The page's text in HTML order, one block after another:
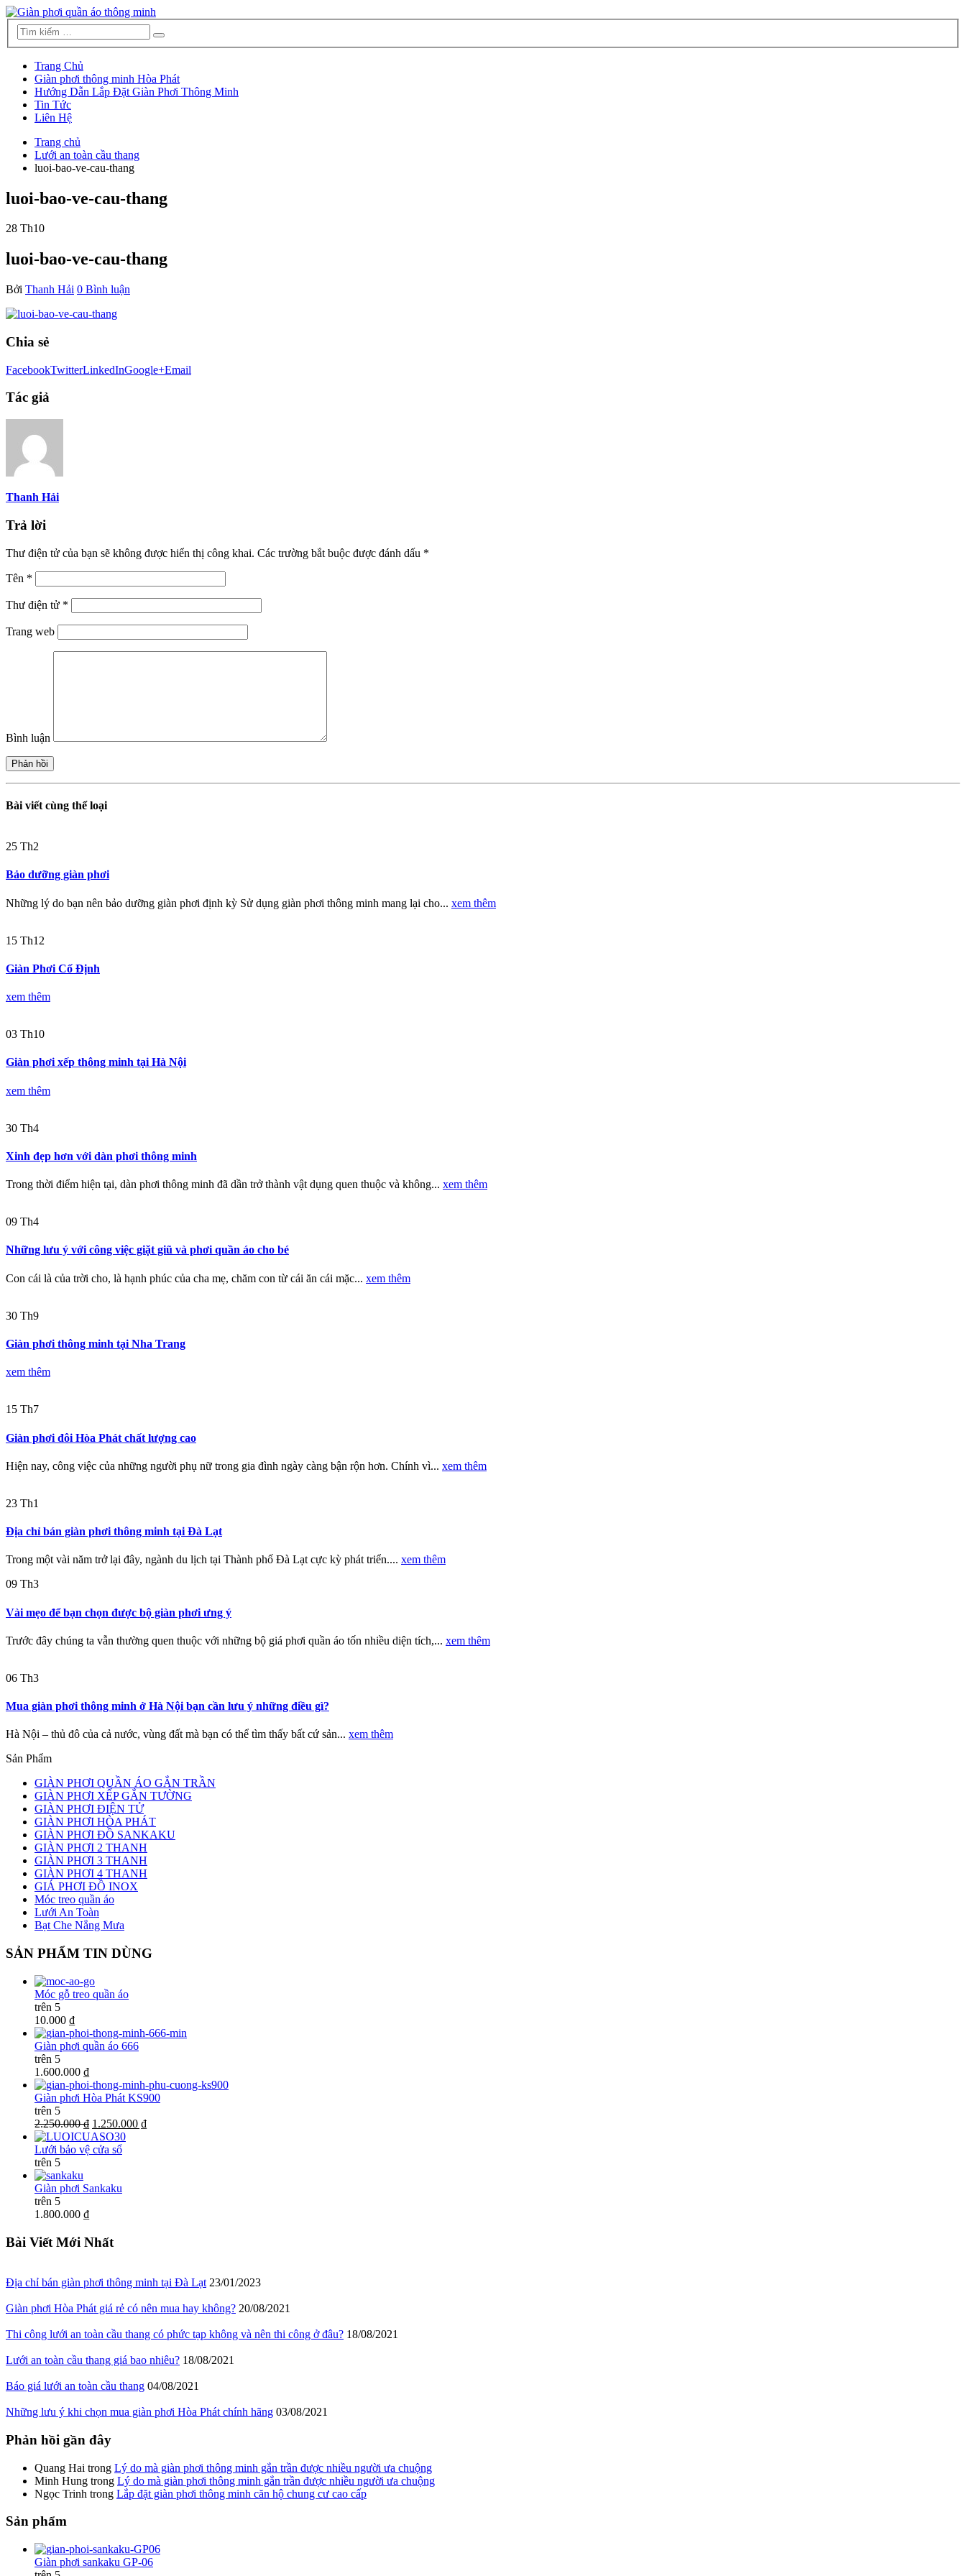
Trang Chủ
Giàn phơi thông minh Hòa Phát
Hướng Dẫn Lắp Đặt Giàn Phơi Thông Minh
Tin Tức
Liên Hệ
Trang chủ
Lưới an toàn cầu thang
luoi-bao-ve-cau-thang
luoi-bao-ve-cau-thang
28 Th10
luoi-bao-ve-cau-thang
Bởi Thanh Hải 0 Bình luận
Chia sẻ
FacebookTwitterLinkedInGoogle+Email
Tác giả
Thanh Hải
Trả lời
Thư điện tử của bạn sẽ không được hiển thị công khai. Các trường bắt buộc được đánh dấu *
Tên *
Thư điện tử *
Trang web
Bình luận
Bài viết cùng thể loại
25 Th2
Bảo dưỡng giàn phơi
Những lý do bạn nên bảo dưỡng giàn phơi định kỳ Sử dụng giàn phơi thông minh mang lại cho... xem thêm
15 Th12
Giàn Phơi Cố Định
xem thêm
03 Th10
Giàn phơi xếp thông minh tại Hà Nội
xem thêm
30 Th4
Xinh đẹp hơn với dàn phơi thông minh
Trong thời điểm hiện tại, dàn phơi thông minh đã dần trở thành vật dụng quen thuộc và không... xem thêm
09 Th4
Những lưu ý với công việc giặt giũ và phơi quần áo cho bé
Con cái là của trời cho, là hạnh phúc của cha mẹ, chăm con từ cái ăn cái mặc... xem thêm
30 Th9
Giàn phơi thông minh tại Nha Trang
xem thêm
15 Th7
Giàn phơi đôi Hòa Phát chất lượng cao
Hiện nay, công việc của những người phụ nữ trong gia đình ngày càng bận rộn hơn. Chính vì... xem thêm
23 Th1
Địa chỉ bán giàn phơi thông minh tại Đà Lạt
Trong một vài năm trở lại đây, ngành du lịch tại Thành phố Đà Lạt cực kỳ phát triển.... xem thêm
09 Th3
Vài mẹo để bạn chọn được bộ giàn phơi ưng ý
Trước đây chúng ta vẫn thường quen thuộc với những bộ giá phơi quần áo tốn nhiều diện tích,... xem thêm
06 Th3
Mua giàn phơi thông minh ở Hà Nội bạn cần lưu ý những điều gì?
Hà Nội – thủ đô của cả nước, vùng đất mà bạn có thể tìm thấy bất cứ sản... xem thêm
Sản Phẩm
GIÀN PHƠI QUẦN ÁO GẮN TRẦN
GIÀN PHƠI XẾP GẮN TƯỜNG
GIÀN PHƠI ĐIỆN TỬ
GIÀN PHƠI HÒA PHÁT
GIÀN PHƠI ĐỒ SANKAKU
GIÀN PHƠI 2 THANH
GIÀN PHƠI 3 THANH
GIÀN PHƠI 4 THANH
GIÁ PHƠI ĐỒ INOX
Móc treo quần áo
Lưới An Toàn
Bạt Che Nắng Mưa
SẢN PHẨM TIN DÙNG
Móc gỗ treo quần áo
trên 5
10.000 ₫
Giàn phơi quần áo 666
trên 5
1.600.000 ₫
Giàn phơi Hòa Phát KS900
trên 5
2.250.000 ₫ 1.250.000 ₫
Lưới bảo vệ cửa sổ
trên 5
Giàn phơi Sankaku
trên 5
1.800.000 ₫
Bài Viết Mới Nhất
Địa chỉ bán giàn phơi thông minh tại Đà Lạt 23/01/2023
Giàn phơi Hòa Phát giá rẻ có nên mua hay không? 20/08/2021
Thi công lưới an toàn cầu thang có phức tạp không và nên thi công ở đâu? 18/08/2021
Lưới an toàn cầu thang giá bao nhiêu? 18/08/2021
Báo giá lưới an toàn cầu thang 04/08/2021
Những lưu ý khi chọn mua giàn phơi Hòa Phát chính hãng 03/08/2021
Phản hồi gần đây
Quang Hai trong Lý do mà giàn phơi thông minh gắn trần được nhiều người ưa chuộng
Minh Hung trong Lý do mà giàn phơi thông minh gắn trần được nhiều người ưa chuộng
Ngọc Trinh trong Lắp đặt giàn phơi thông minh căn hộ chung cư cao cấp
Sản phẩm
Giàn phơi sankaku GP-06